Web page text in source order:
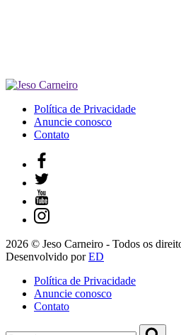
Política de Privacidade
Anuncie conosco
Contato
2026 © Jeso Carneiro - Todos os
Desenvolvido porED
Política de Privacidade
Anuncie conosco
Contato